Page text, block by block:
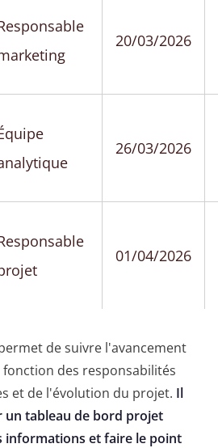
20/03/2026
26/03/2026
01/04/2026
de suivre l'avancement
des responsabilités
et de l'évolution du projet. Il
un tableau de bord projet
informations et faire le point